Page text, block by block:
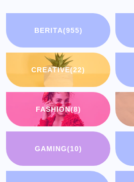
BERITA(955)
CREATIVE(22)
FASHION(8)
GAMING(10)